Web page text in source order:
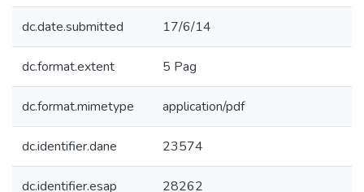
dc.date.submitted 17/6/14
dc.format.extent 5 Pag
dc.format.mimetype application/pdf
dc.identifier.dane 23574
dc.identifier.esap 28262